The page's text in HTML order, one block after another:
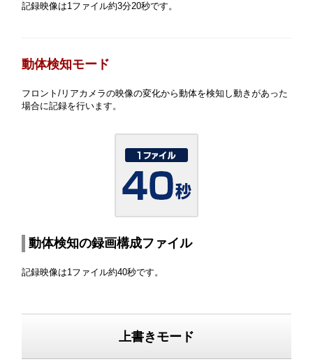
記録映像は1ファイル約3分20秒です。
動体検知モード
フロント/リアカメラの映像の変化から動体を検知し動きがあった
場合に記録を行います。
動体検知の録画構成ファイル
記録映像は1ファイル約40秒です。
上書きモード